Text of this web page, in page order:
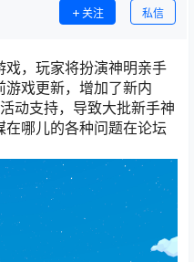
关注 私信
，玩家将扮演神明亲手
戏更新，增加了新内
动支持，导致大批新手神
在哪儿的各种问题在论坛